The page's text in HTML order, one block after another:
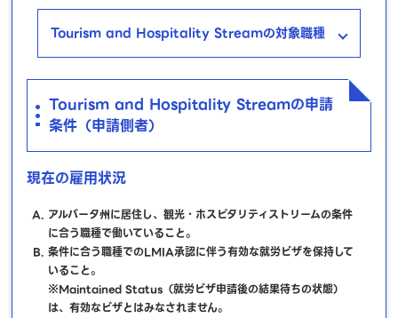
Tourism and Hospitality Streamの対象職種
Tourism and Hospitality Streamの申請
条件（申請側者）
現在の雇用状況
アルバータ州に居住し、観光・ホスピタリティストリームの条件
に合う職種で働いていること。
条件に合う職種でのLMIA承認に伴う有効な就労ビザを保持して
いること。
※Maintained Status（就労ビザ申請後の結果待ちの状態）
は、有効なビザとはみなされません。